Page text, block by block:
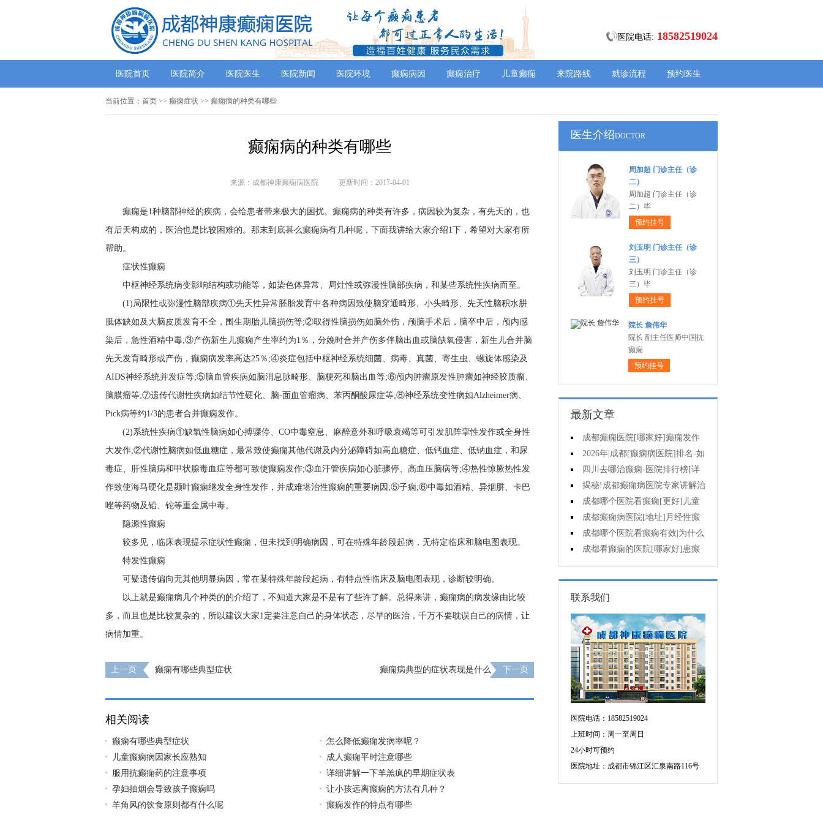
医院电话: 18582519024
医院首页 医院简介 医院医生 医院新闻 医院环境 癫痫病因 癫痫治疗 儿童癫痫 来院路线 就诊流程 预约医生
当前位置： 首页 >> 癫痫症状 >> 癫痫病的种类有哪些
癫痫病的种类有哪些
来源：成都神康癫痫病医院 更新时间：2017-04-01
癫痫是1种脑部神经的疾病，会给患者带来极大的困扰。癫痫病的种类有许多，病因较为复杂，有先天的，也
有后天构成的，医治也是比较困难的。那末到底甚么癫痫病有几种呢，下面我讲给大家介绍1下，希望对大家有所
帮助。
症状性癫痫
中枢神经系统病变影响结构或功能等，如染色体异常、局灶性或弥漫性脑部疾病，和某些系统性疾病而至。
(1)局限性或弥漫性脑部疾病①先天性异常胚胎发育中各种病因致使脑穿通畸形、小头畸形、先天性脑积水胼
胝体缺如及大脑皮质发育不全，围生期胎儿脑损伤等;②取得性脑损伤如脑外伤，颅脑手术后，脑卒中后，颅内感
染后，急性酒精中毒;③产伤新生儿癫痫产生率约为1％，分娩时合并产伤多伴脑出血或脑缺氧侵害，新生儿合并脑
先天发育畸形或产伤，癫痫病发率高达25％;④炎症包括中枢神经系统细菌、病毒、真菌、寄生虫、螺旋体感染及
AIDS神经系统并发症等;⑤脑血管疾病如脑消息脉畸形、脑梗死和脑出血等;⑥颅内肿瘤原发性肿瘤如神经胶质瘤、
脑膜瘤等;⑦遗传代谢性疾病如结节性硬化、脑-面血管瘤病、苯丙酮酸尿症等;⑧神经系统变性病如Alzheimer病、
Pick病等约1/3的患者合并癫痫发作。
(2)系统性疾病①缺氧性脑病如心搏骤停、CO中毒窒息、麻醉意外和呼吸衰竭等可引发肌阵挛性发作或全身性
大发作;②代谢性脑病如低血糖症，最常致使癫痫其他代谢及内分泌障碍如高血糖症、低钙血症、低钠血症，和尿
毒症、肝性脑病和甲状腺毒血症等都可致使癫痫发作;③血汗管疾病如心脏骤停、高血压脑病等;④热性惊厥热性发
作致使海马硬化是颞叶癫痫继发全身性发作，并成难堪治性癫痫的重要病因;⑤子痫;⑥中毒如酒精、异烟肼、卡巴
唑等药物及铅、铊等重金属中毒。
隐源性癫痫
较多见，临床表现提示症状性癫痫，但未找到明确病因，可在特殊年龄段起病，无特定临床和脑电图表现。
特发性癫痫
可疑遗传偏向无其他明显病因，常在某特殊年龄段起病，有特点性临床及脑电图表现，诊断较明确。
以上就是癫痫病几个种类的的介绍了，不知道大家是不是有了些许了解。总得来讲，癫痫病的病发缘由比较
多，而且也是比较复杂的，所以建议大家1定要注意自己的身体状态，尽早的医治，千万不要耽误自己的病情，让
病情加重。
上一页 癫痫有哪些典型症状 癫痫病典型的症状表现是什么 下一页
相关阅读
癫痫有哪些典型症状
怎么降低癫痫发病率呢？
儿童癫痫病因家长应熟知
成人癫痫平时注意哪些
服用抗癫痫药的注意事项
详细讲解一下羊羔疯的早期症状表
孕妇抽烟会导致孩子癫痫吗
让小孩远离癫痫的方法有几种？
羊角风的饮食原则都有什么呢
癫痫发作的特点有哪些
医生介绍DOCTOR
周加超 门诊主任（诊
二）
周加超 门诊主任（诊
二）毕
预约挂号
刘玉明 门诊主任（诊
三）
刘玉明 门诊主任（诊
三）毕
预约挂号
院长 詹伟华
院长 副主任医师中国抗
癫痫
预约挂号
最新文章
成都癫痫医院[哪家好]癫痫发作
怎么急救?
2026年|成都[癫痫病医院]排名-如
何防止癫痫反复发作?
四川去哪治癫痫-医院排行榜[详
细排名]癫痫病人如何正确护理?
揭秘!成都癫痫病医院专家讲解治
疗癫痫效果好的方法?
成都哪个医院看癫痫[更好]儿童
癫痫病的病因?
成都癫痫病医院[地址]月经性癫
痫怎么治?
成都哪个医院看癫痫有效|为什么
会导致癫痫病出现?
成都看癫痫的医院[哪家好]患癫
痫会死亡吗?
联系我们
医院电话：18582519024
上班时间：周一至周日
24小时可预约
医院地址：成都市锦江区汇泉南路116号